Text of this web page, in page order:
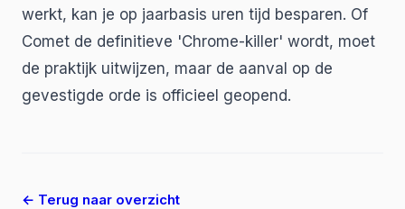
werkt, kan je op jaarbasis uren tijd besparen. Of
Comet de definitieve 'Chrome-killer' wordt, moet
de praktijk uitwijzen, maar de aanval op de
gevestigde orde is officieel geopend.
← Terug naar overzicht